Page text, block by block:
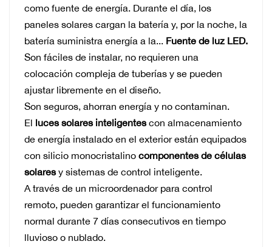
como fuente de energía. Durante el día, los
paneles solares cargan la batería y, por la noche, la
batería suministra energía a la... Fuente de luz LED.
Son fáciles de instalar, no requieren una
colocación compleja de tuberías y se pueden
ajustar libremente en el diseño.
Son seguros, ahorran energía y no contaminan.
El luces solares inteligentescon almacenamiento
de energía instalado en el exterior están equipados
con silicio monocristalino componentes de células
solaresy sistemas de control inteligente.
A través de un microordenador para control
remoto, pueden garantizar el funcionamiento
normal durante 7 días consecutivos en tiempo
lluvioso o nublado.